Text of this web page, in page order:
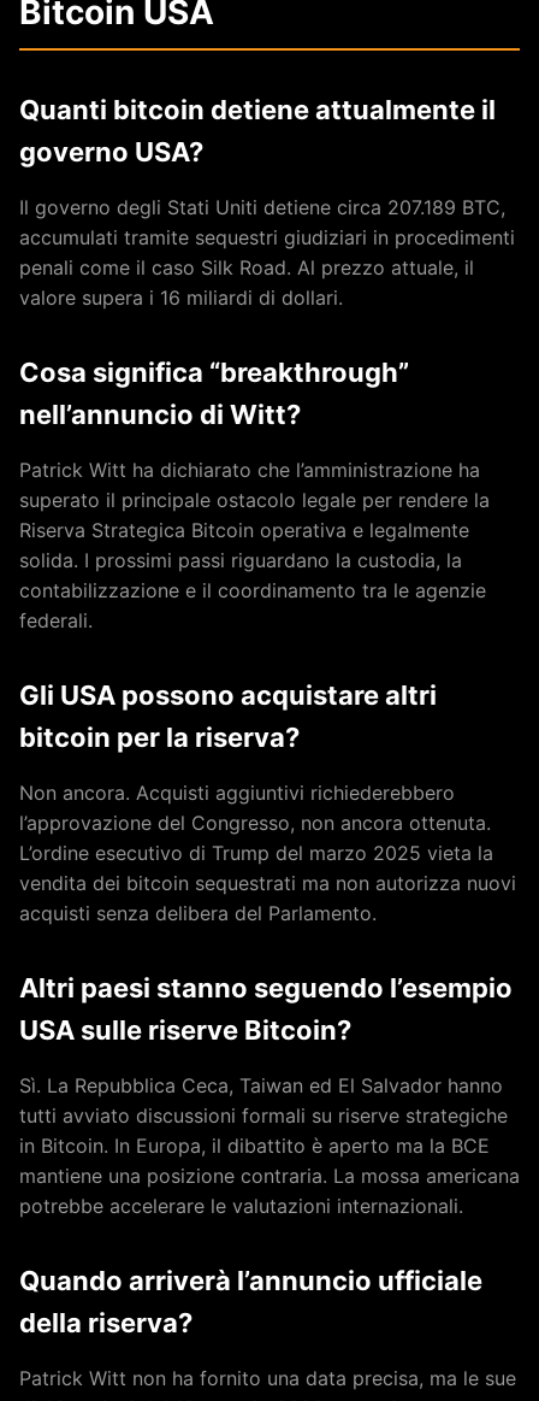
Bitcoin USA
Quanti bitcoin detiene attualmente il
governo USA?
Il governo degli Stati Uniti detiene circa 207.189 BTC,
accumulati tramite sequestri giudiziari in procedimenti
penali come il caso Silk Road. Al prezzo attuale, il
valore supera i 16 miliardi di dollari.
Cosa significa “breakthrough”
nell’annuncio di Witt?
Patrick Witt ha dichiarato che l’amministrazione ha
superato il principale ostacolo legale per rendere la
Riserva Strategica Bitcoin operativa e legalmente
solida. I prossimi passi riguardano la custodia, la
contabilizzazione e il coordinamento tra le agenzie
federali.
Gli USA possono acquistare altri
bitcoin per la riserva?
Non ancora. Acquisti aggiuntivi richiederebbero
l’approvazione del Congresso, non ancora ottenuta.
L’ordine esecutivo di Trump del marzo 2025 vieta la
vendita dei bitcoin sequestrati ma non autorizza nuovi
acquisti senza delibera del Parlamento.
Altri paesi stanno seguendo l’esempio
USA sulle riserve Bitcoin?
Sì. La Repubblica Ceca, Taiwan ed El Salvador hanno
tutti avviato discussioni formali su riserve strategiche
in Bitcoin. In Europa, il dibattito è aperto ma la BCE
mantiene una posizione contraria. La mossa americana
potrebbe accelerare le valutazioni internazionali.
Quando arriverà l’annuncio ufficiale
della riserva?
Patrick Witt non ha fornito una data precisa, ma le sue